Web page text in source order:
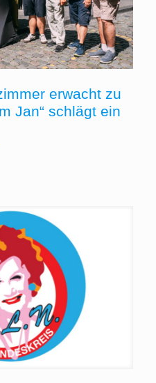
erwacht zu
Jan“ schlägt ein